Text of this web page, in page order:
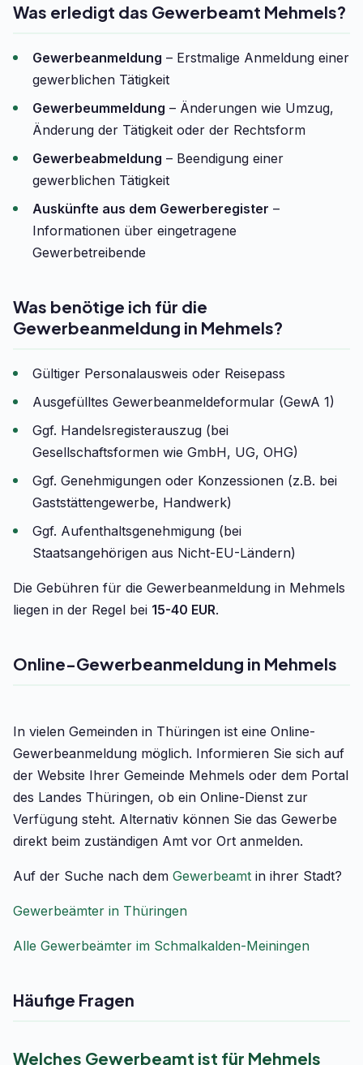
Was erledigt das Gewerbeamt Mehmels?
Gewerbeanmeldung – Erstmalige Anmeldung einer
gewerblichen Tätigkeit
Gewerbeummeldung – Änderungen wie Umzug,
Änderung der Tätigkeit oder der Rechtsform
Gewerbeabmeldung – Beendigung einer
gewerblichen Tätigkeit
Auskünfte aus dem Gewerberegister –
Informationen über eingetragene
Gewerbetreibende
Was benötige ich für die
Gewerbeanmeldung in Mehmels?
Gültiger Personalausweis oder Reisepass
Ausgefülltes Gewerbeanmeldeformular (GewA 1)
Ggf. Handelsregisterauszug (bei
Gesellschaftsformen wie GmbH, UG, OHG)
Ggf. Genehmigungen oder Konzessionen (z.B. bei
Gaststättengewerbe, Handwerk)
Ggf. Aufenthaltsgenehmigung (bei
Staatsangehörigen aus Nicht-EU-Ländern)
Die Gebühren für die Gewerbeanmeldung in Mehmels
liegen in der Regel bei 15-40 EUR.
Online-Gewerbeanmeldung in Mehmels
In vielen Gemeinden in Thüringen ist eine Online-
Gewerbeanmeldung möglich. Informieren Sie sich auf
der Website Ihrer Gemeinde Mehmels oder dem Portal
des Landes Thüringen, ob ein Online-Dienst zur
Verfügung steht. Alternativ können Sie das Gewerbe
direkt beim zuständigen Amt vor Ort anmelden.
Auf der Suche nach dem Gewerbeamt in ihrer Stadt?
Gewerbeämter in Thüringen
Alle Gewerbeämter im Schmalkalden-Meiningen
Häufige Fragen
Welches Gewerbeamt ist für Mehmels